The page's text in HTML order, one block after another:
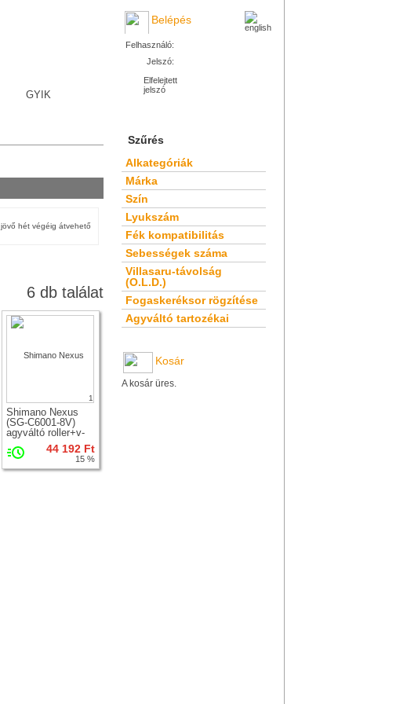
jövő hét végéig átvehető
6 db találat
1
Shimano Nexus
(SG-C6001-8V)
agyváltó roller+v-
44 192 Ft
15 %
Szűrés
Alkategóriák
Márka
Szín
Lyukszám
Fék kompatibilitás
Sebességek száma
Villasaru-távolság
(O.L.D.)
Fogaskeréksor rögzítése
Agyváltó tartozékai
Kosár
A kosár üres.
Belépés
Felhasználó:
Jelszó:
Elfelejtett
jelszó
GYIK